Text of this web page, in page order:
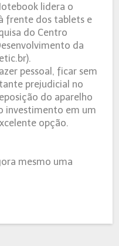
lidera o
frente dos tablets e
do Centro
da
pessoal, ficar sem
prejudicial no
do aparelho
investimento em um
opção.
mesmo uma